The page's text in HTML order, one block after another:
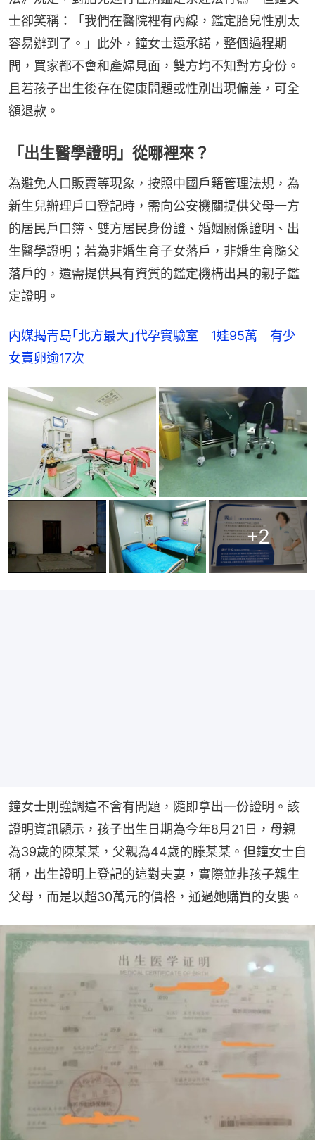
士卻笑稱：「我們在醫院裡有內線，鑑定胎兒性別太
容易辦到了。」此外，鐘女士還承諾，整個過程期
間，買家都不會和產婦見面，雙方均不知對方身份。
且若孩子出生後存在健康問題或性別出現偏差，可全
額退款。
「出生醫學證明」從哪裡來？
為避免人口販賣等現象，按照中國戶籍管理法規，為
新生兒辦理戶口登記時，需向公安機關提供父母一方
的居民戶口簿、雙方居民身份證、婚姻關係證明、出
生醫學證明；若為非婚生育子女落戶，非婚生育隨父
落戶的，還需提供具有資質的鑑定機構出具的親子鑑
定證明。
内媒揭青島｢北方最大｣代孕實驗室　1娃95萬　有少
女賣卵逾17次
+2
鐘女士則強調這不會有問題，隨即拿出一份證明。該
證明資訊顯示，孩子出生日期為今年8月21日，母親
為39歲的陳某某，父親為44歲的滕某某。但鐘女士自
稱，出生證明上登記的這對夫妻，實際並非孩子親生
父母，而是以超30萬元的價格，通過她購買的女嬰。